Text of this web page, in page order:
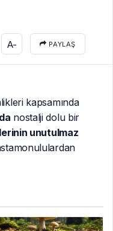
A- PAYLAŞ
kapsamında
nostalji dolu bir
unutulmaz